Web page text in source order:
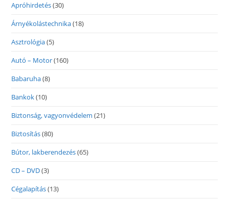
Apróhirdetés(30)
Árnyékolástechnika(18)
Asztrológia(5)
Autó – Motor(160)
Babaruha(8)
Bankok(10)
Biztonság, vagyonvédelem (21)
Biztosítás(80)
Bútor, lakberendezés(65)
CD – DVD(3)
Cégalapítás(13)